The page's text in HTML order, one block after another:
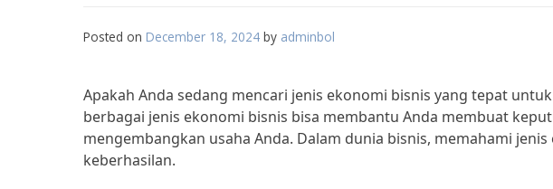
Posted on December 18, 2024 by adminbol
Apakah Anda sedang mencari jenis ekonomi bisnis yang tepat
berbagai jenis ekonomi bisnis bisa membantu Anda membuat
mengembangkan usaha Anda. Dalam dunia bisnis, memahami
keberhasilan.